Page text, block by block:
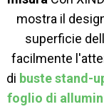
mostra il
superficie
facilmente
di buste stand-
foglio di